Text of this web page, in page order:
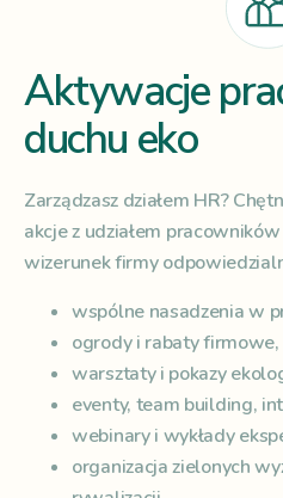
Aktywacje
duchu eko
Zarządzasz działem HR?
akcje z udziałem
wizerunek firmy
wspólne nasadzenia w
ogrody i rabaty firmowe,
warsztaty i pokazy
eventy, team building,
webinary i wykłady
organizacja zielonych